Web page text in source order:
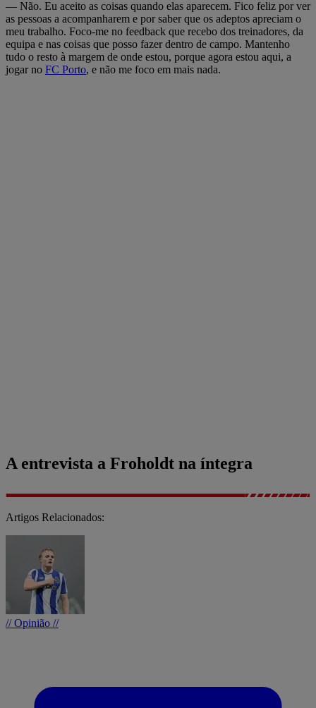
— Não. Eu aceito as coisas quando elas aparecem. Fico feliz por ver
as pessoas a acompanharem e por saber que os adeptos apreciam o
meu trabalho. Foco-me no feedback que recebo dos treinadores, da
equipa e nas coisas que posso fazer dentro de campo. Mantenho
tudo o resto à margem de onde estou, porque agora estou aqui, a
jogar no FC Porto, e não me foco em mais nada.
A entrevista a Froholdt na íntegra
Artigos Relacionados:
// Opinião //